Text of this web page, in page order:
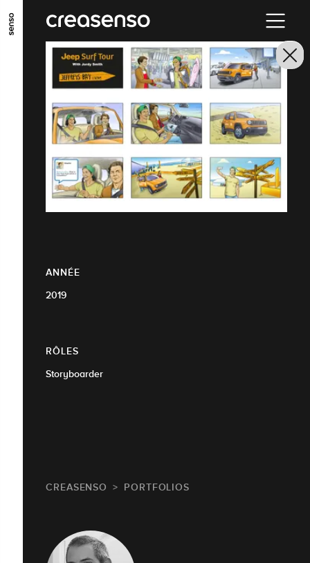
ALLER AU CONTENU PRINCIPAL
ALLER AU MENU PRINCIPAL
ALLER EN BAS DE PAGE
ANNÉE
2019
RÔLES
Storyboarder
CREASENSO PORTFOLIOS